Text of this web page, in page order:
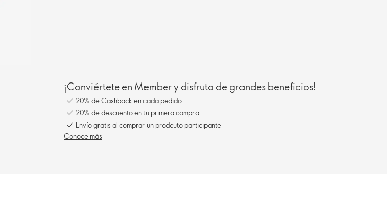
¡Conviértete en Member y disfruta de grandes beneficios!
20% de Cashback en cada pedido
20% de descuento en tu primera compra
Envío gratis al comprar un prodcuto participante
Conoce más